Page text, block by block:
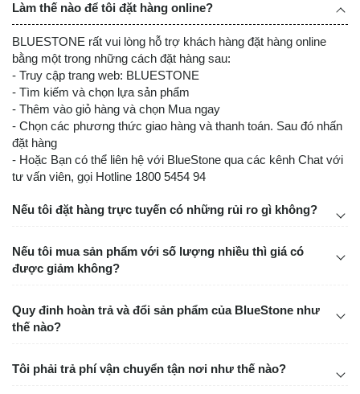
Làm thế nào để tôi đặt hàng online?
BLUESTONE rất vui lòng hỗ trợ khách hàng đặt hàng online
bằng một trong những cách đặt hàng sau:
- Truy cập trang web: BLUESTONE
- Tìm kiếm và chọn lựa sản phẩm
- Thêm vào giỏ hàng và chọn Mua ngay
- Chọn các phương thức giao hàng và thanh toán. Sau đó nhấn
đặt hàng
- Hoặc Bạn có thể liên hệ với BlueStone qua các kênh Chat với
tư vấn viên, gọi Hotline 1800 5454 94
Nếu tôi đặt hàng trực tuyến có những rủi ro gì không?
Nếu tôi mua sản phẩm với số lượng nhiều thì giá có
được giảm không?
Quy đinh hoàn trả và đổi sản phẩm của BlueStone như
thế nào?
Tôi phải trả phí vận chuyển tận nơi như thế nào?